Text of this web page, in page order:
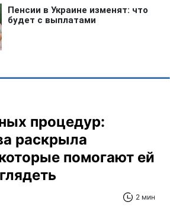
процедур:
раскрыла
помогают ей
2 мин